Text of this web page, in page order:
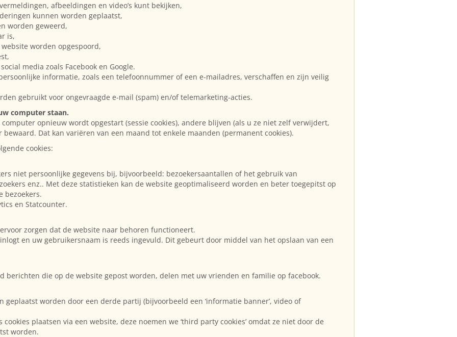
afbeeldingen en video’s kunt bekijken,
kunnen worden geplaatst,
worden geweerd,
is,
worden opgespoord,
media zoals Facebook en Google.
informatie, zoals een telefoonnummer of een e-mailadres, verschaffen en zijn veilig
gebruikt voor ongevraagde e-mail (spam) en/of telemarketing-acties.
computer staan.
opnieuw wordt opgestart (sessie cookies), andere blijven (als u ze niet zelf verwijdert,
Dat kan variëren van een maand tot enkele maanden (permanent cookies).
cookies:
niet persoonlijke gegevens bij, bijvoorbeeld: bezoekersaantallen of het gebruik van
enz.. Met deze statistieken kan de website geoptimaliseerd worden en beter toegepitst op
bezoekers.
en Statcounter.
zorgen dat de website naar behoren functioneert.
en uw gebruikersnaam is reeds ingevuld. Dit gebeurt door middel van het opslaan van een
berichten die op de website gepost worden, delen met uw vrienden en familie op facebook.
geplaatst worden door een derde partij (bijvoorbeeld een ‘informatie banner’, video of
plaatsen via een website, deze noemen we ‘third party cookies’ omdat ze niet door de
worden.